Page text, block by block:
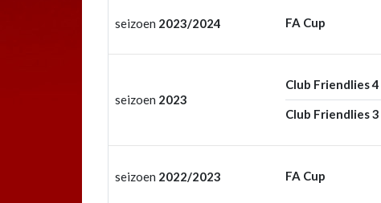
seizoen 2023/2024 FA Cup
seizoen 2023
Club Friendlies 4
Club Friendlies 3
seizoen 2022/2023 FA Cup